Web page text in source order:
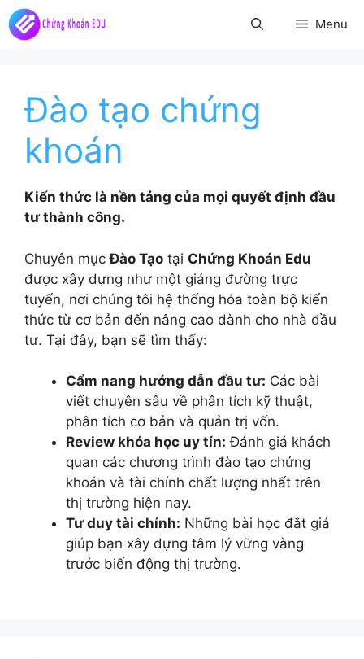
Chuyển
đến
Menu
Đào tạo chứng
khoán
Kiến thức là nền tảng của mọi quyết định đầu
tư thành công.
Chuyên mụcĐào Tạo tại Chứng Khoán Edu
được xây dựng như một giảng đường trực
tuyến, nơi chúng tôi hệ thống hóa toàn bộ kiến
thức từ cơ bản đến nâng cao dành cho nhà đầu
tư. Tại đây, bạn sẽ tìm thấy:
Cẩm nang hướng dẫn đầu tư: Các bài
viết chuyên sâu về phân tích kỹ thuật,
phân tích cơ bản và quản trị vốn.
Review khóa học uy tín: Đánh giá khách
quan các chương trình đào tạo chứng
khoán và tài chính chất lượng nhất trên
thị trường hiện nay.
Tư duy tài chính: Những bài học đắt giá
giúp bạn xây dựng tâm lý vững vàng
trước biến động thị trường.